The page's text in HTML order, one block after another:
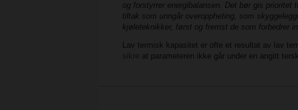
og forstyrrer energibalansen. Det bør gis
tiltak som unngår overoppheting, som
kjøleteknikker, først og fremst de som forbedrer
Lav termisk kapasitet er ofte et resultat av lav
sikre at parameteren ikke går under en angitt